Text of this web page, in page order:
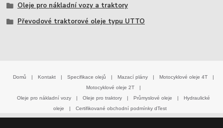
Oleje pro nákladní vozy a traktory
Převodové traktorové oleje typu UTTO
Domů Kontakt Specifikace olejů Mazací plány Motocyklové oleje 4T
Motocyklové oleje 2T
Oleje pro nákladní vozy
Oleje pro traktory Průmyslové oleje
Hydraulické
oleje
Certifikované obchodní podmínky dTest